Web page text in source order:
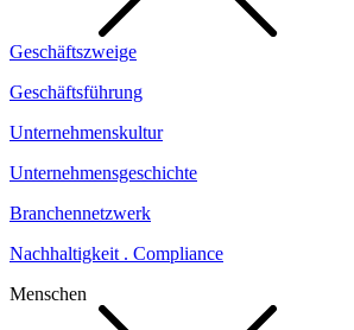
Geschäftszweige
Geschäftsführung
Unternehmenskultur
Unternehmensgeschichte
Branchennetzwerk
Nachhaltigkeit . Compliance
Menschen